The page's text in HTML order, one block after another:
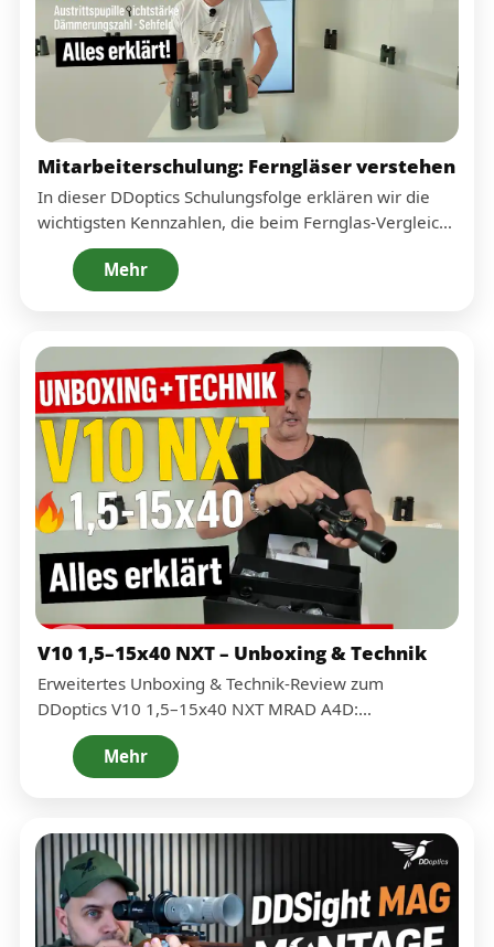
Mitarbeiterschulung: Ferngläser verstehen
In dieser DDoptics Schulungsfolge erklären wir die
wichtigsten Kennzahlen, die beim Fernglas-Vergleich
wirklich zählen: Austrittspupille, Lichtstärke,
Dämmerungszahl sowie Sehfeld & Sehwinkel. Du
lernst, wie diese Werte berechnet werden, wo ihre
praxisnahe Bewertung ableitet (für Beratung,
Verkauf und Produktauswahl).
Mehr
V10 1,5–15x40 NXT – Unboxing & Technik
Erweitertes Unboxing & Technik-Review zum
DDoptics V10 1,5–15x40 NXT MRAD A4D:
Bedienelemente, Zoom-Bereich, Parallaxe, Absehen-
Einstellungen und ZeroStop Schritt für Schritt.
Außerdem zeigen wir, warum dieses Zielfernrohr
(Wärmebild/Nachtsicht) ist – und welche
Anwendungen in Jagd & Sport es abdeckt.
Mehr